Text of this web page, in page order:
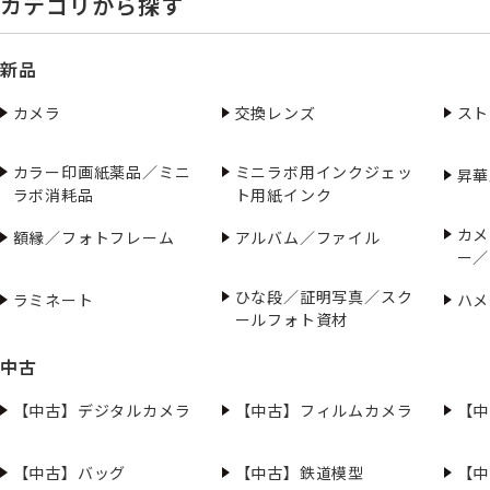
新品
カメラ 交換レンズ ス
カラー印画紙薬品／ミニ
ラボ消耗品
ミニラボ用インクジェッ
ト用紙インク
昇
額縁／フォトフレーム アルバム／ファイル
カ
ー
ラミネート
ひな段／証明写真／スク
ールフォト資材
ハ
中古
【中古】デジタルカメラ 【中古】フィルムカメラ 【
【中古】バッグ 【中古】鉄道模型 【